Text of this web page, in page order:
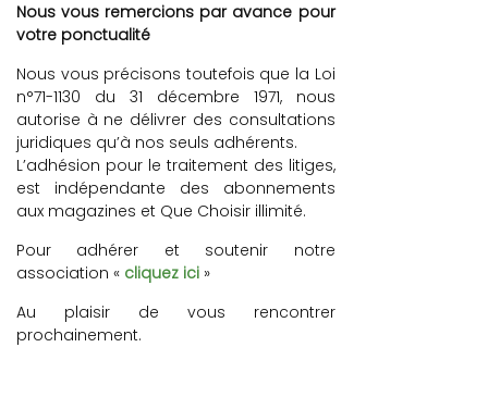
Nous vous remercions par avance pour
votre ponctualité
Nous vous précisons toutefois que la Loi
n°71-1130 du 31 décembre 1971, nous
autorise à ne délivrer des consultations
juridiques qu’à nos seuls adhérents.
L’adhésion pour le traitement des litiges,
est indépendante des abonnements
aux magazines et Que Choisir illimité.
Pour adhérer et soutenir notre
association « cliquez ici »
Au plaisir de vous rencontrer
prochainement.